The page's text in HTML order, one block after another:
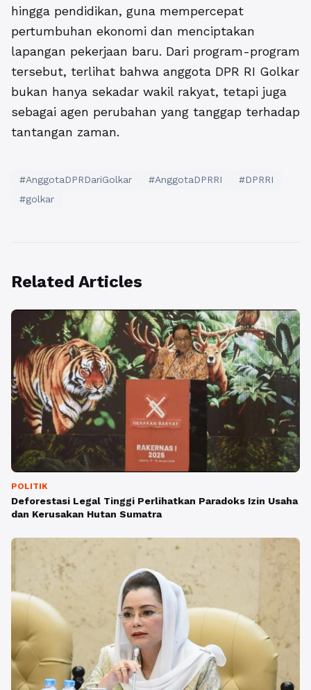
hingga pendidikan, guna mempercepat
pertumbuhan ekonomi dan menciptakan
lapangan pekerjaan baru. Dari program-program
tersebut, terlihat bahwa anggota DPR RI Golkar
bukan hanya sekadar wakil rakyat, tetapi juga
sebagai agen perubahan yang tanggap terhadap
tantangan zaman.
#AnggotaDPRDariGolkar #AnggotaDPRRI
#DPRRI
#golkar
Related Articles
POLITIK
Deforestasi Legal Tinggi Perlihatkan Paradoks Izin Usaha
dan Kerusakan Hutan Sumatra